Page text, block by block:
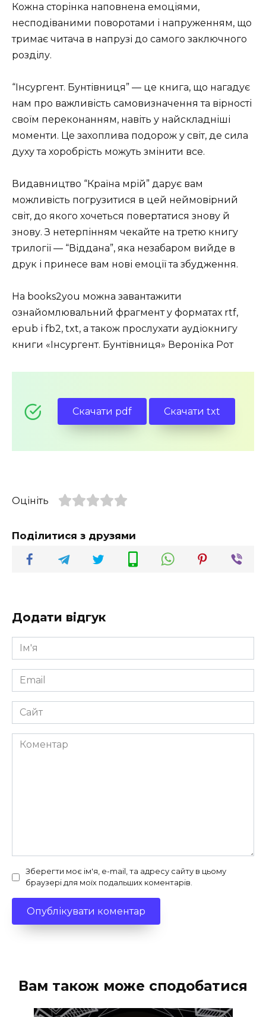
Кожна сторінка наповнена емоціями,
несподіваними поворотами і напруженням, що
тримає читача в напрузі до самого заключного
розділу.
“Інсургент. Бунтівниця” — це книга, що нагадує
нам про важливість самовизначення та вірності
своїм переконанням, навіть у найскладніші
моменти. Це захоплива подорож у світ, де сила
духу та хоробрість можуть змінити все.
Видавництво “Країна мрій” дарує вам
можливість погрузитися в цей неймовірний
світ, до якого хочеться повертатися знову й
знову. З нетерпінням чекайте на третю книгу
трилогії — “Віддана”, яка незабаром вийде в
друк і принесе вам нові емоції та збудження.
На books2you можна завантажити
ознайомлювальний фрагмент у форматах rtf,
epub і fb2, txt, а також прослухати аудіокнигу
книги «Інсургент. Бунтівниця» Вероніка Рот
Скачати pdf Скачати txt
Оцініть
Поділитися з друзями
Додати відгук
Ім'я
*
Email
*
Сайт
Коментар
Зберегти моє ім'я, e-mail, та адресу сайту в цьому
браузері для моїх подальших коментарів.
Вам також може сподобатися